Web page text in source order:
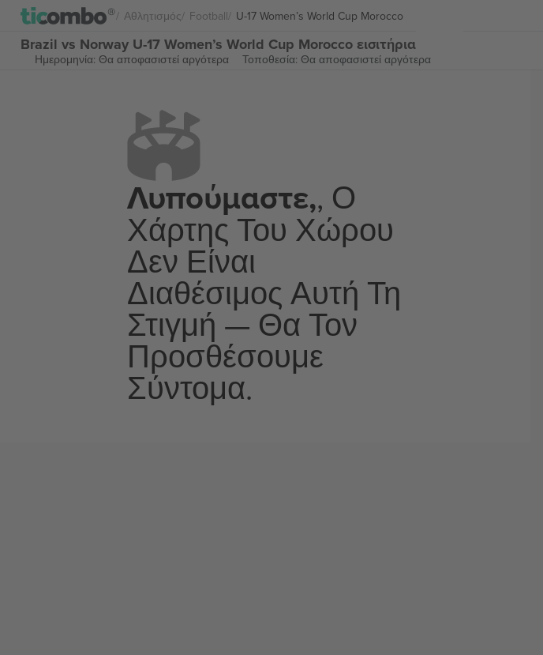
Αθλητισμός Football U-17 Women’s World Cup Morocco
Brazil vs Norway U-17 Women’s World Cup Morocco εισιτήρια
Ημερομηνία: Θα αποφασιστεί αργότερα Τοποθεσία: Θα αποφασιστεί αργότερα
Λυπούμαστε,, Ο
Χάρτης Του Χώρου
Δεν Είναι
Διαθέσιμος Αυτή Τη
Στιγμή — Θα Τον
Προσθέσουμε
Σύντομα.